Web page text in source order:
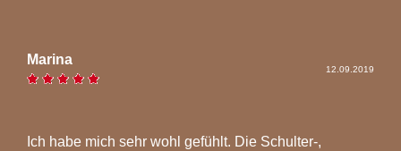
Marina
12.09.2019
Ich habe mich sehr wohl gefühlt. Die Schulter-,